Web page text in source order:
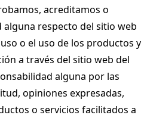
acreditamos o
respecto del sitio web
o el uso de los productos y
a través del sitio web del
alguna por las
opiniones expresadas,
o servicios facilitados a